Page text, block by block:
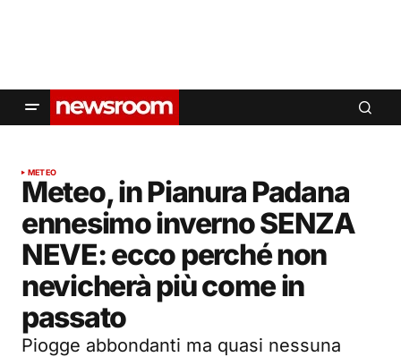
METEO
Meteo, in Pianura Padana
ennesimo inverno SENZA
NEVE: ecco perché non
nevicherà più come in
passato
Piogge abbondanti ma quasi nessuna